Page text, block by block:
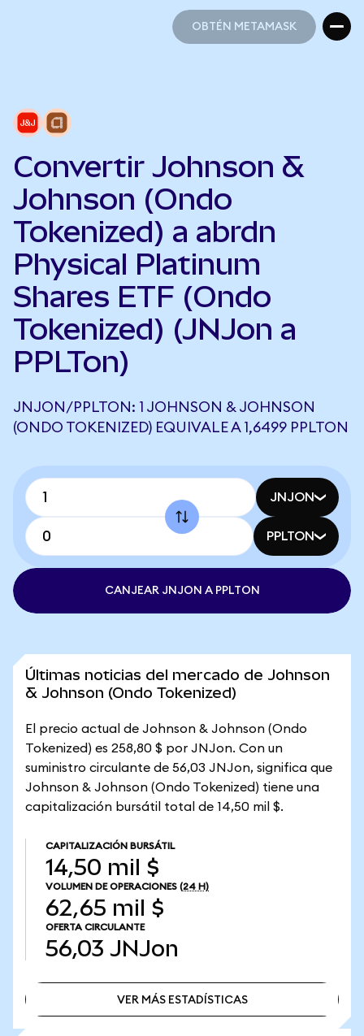
OBTÉN METAMASK
Convertir Johnson &
Johnson (Ondo
Tokenized) a abrdn
Physical Platinum
Shares ETF (Ondo
Tokenized) (JNJon a
PPLTon)
JNJON/PPLTON: 1 JOHNSON & JOHNSON
(ONDO TOKENIZED) EQUIVALE A 1,6499 PPLTON
JNJON
PPLTON
CANJEAR JNJON A PPLTON
Últimas noticias del mercado de Johnson
& Johnson (Ondo Tokenized)
El precio actual de Johnson & Johnson (Ondo
Tokenized) es 258,80 $ por JNJon. Con un
suministro circulante de 56,03 JNJon, significa que
Johnson & Johnson (Ondo Tokenized) tiene una
capitalización bursátil total de 14,50 mil $.
CAPITALIZACIÓN BURSÁTIL
14,50 mil $
VOLUMEN DE OPERACIONES (24 H)
62,65 mil $
OFERTA CIRCULANTE
56,03 JNJon
VER MÁS ESTADÍSTICAS